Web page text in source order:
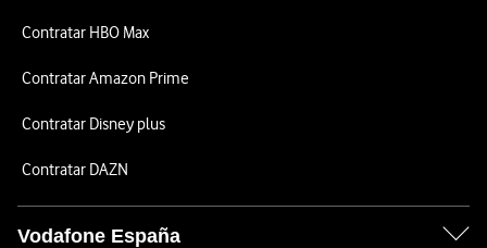
Contratar HBO Max
Contratar Amazon Prime
Contratar Disney plus
Contratar DAZN
Vodafone España